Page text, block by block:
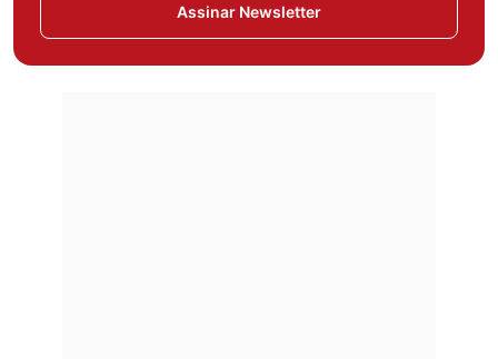
Assinar Newsletter